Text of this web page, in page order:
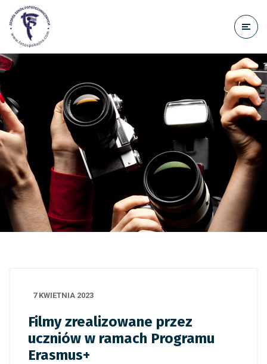
treści
7 KWIETNIA 2023
Filmy zrealizowane przez
uczniów w ramach Programu
Erasmus+